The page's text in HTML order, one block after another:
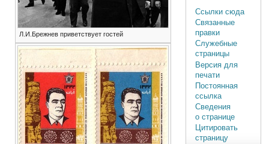
Л.И.Брежнев приветствует гостей
Ссылки сюда
Связанные
правки
Служебные
страницы
Версия для
печати
Постоянная
ссылка
Сведения
о странице
Цитировать
страницу